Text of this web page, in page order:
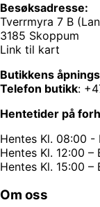
Besøksadresse:
Tverrmyra 7 B
3185 Skoppum
Link til kart
Butikkens
Telefon butikk:
Hentetider på
Hentes Kl. 08:00
Hentes Kl. 12:00
Hentes Kl. 15:00
Om oss